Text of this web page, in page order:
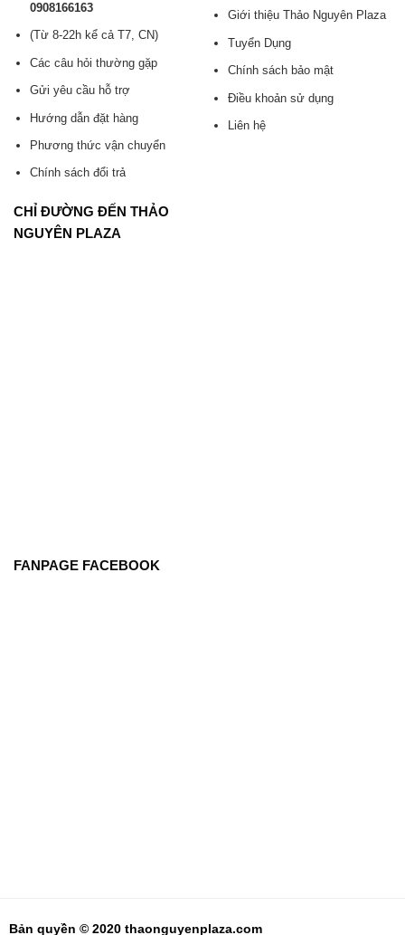
0908166163
(Từ 8-22h kể cả T7, CN)
Các câu hỏi thường gặp
Gửi yêu cầu hỗ trợ
Hướng dẫn đặt hàng
Phương thức vận chuyển
Chính sách đổi trả
Giới thiệu Thảo Nguyên Plaza
Tuyển Dụng
Chính sách bảo mật
Điều khoản sử dụng
Liên hệ
CHỈ ĐƯỜNG ĐẾN THẢO
NGUYÊN PLAZA
FANPAGE FACEBOOK
Bản quyền © 2020 thaonguyenplaza.com